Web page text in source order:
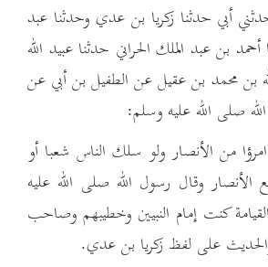
أبي حدثنا زكريا بن عدي وحدثنا عبد
بن عبد الملك الحراني حدثنا عبيد الله
بن محمد بن عقيل عن الطفيل بن أبي عن
صلى الله عليه وسلم:
من الأنصار ولو سلك الناس شعبا أو
وقال رسول الله صلى الله عليه
كنت إمام النبيين وخطيبهم وصاحب
على لفظ زكريا بن عدي.